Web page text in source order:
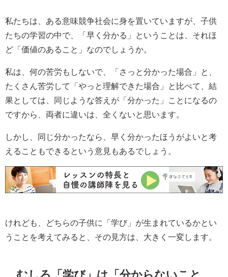
私たちは、ある意味競争社会に身を置いていますが、子供
たちの学習の中で、「早く分かる」ということは、それほ
ど「価値のあること」なのでしょうか。
私は、何の苦労もしないで、「さっと分かった場合」と、
たくさん苦労して「やっと理解できた場合」と比べて、結
果としては、同じような答えが「分かった」ことになるの
ですから、両者に違いは、全くないと思います。
しかし、同じ分かったなら、早く分かったほうがよいと考
えることもできるという意見もあるでしょう。
けれども、どちらの子供に「学び」が生まれているかとい
うことを考えてみると、その見方は、大きく一変します。
むしろ「学び」は「分からないこと